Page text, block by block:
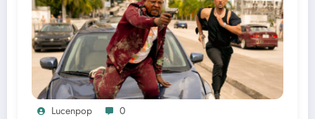
Lucenpop 0